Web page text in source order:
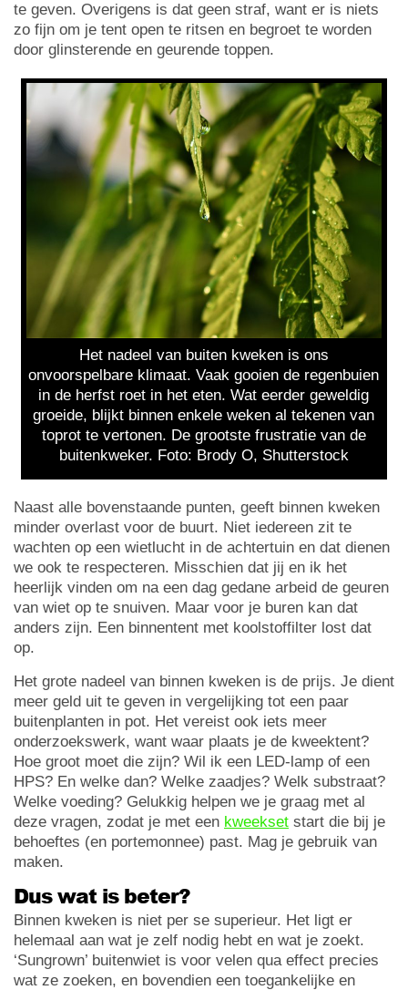
te geven. Overigens is dat geen straf, want er is niets
zo fijn om je tent open te ritsen en begroet te worden
door glinsterende en geurende toppen.
Het nadeel van buiten kweken is ons
onvoorspelbare klimaat. Vaak gooien de regenbuien
in de herfst roet in het eten. Wat eerder geweldig
groeide, blijkt binnen enkele weken al tekenen van
toprot te vertonen. De grootste frustratie van de
buitenkweker. Foto: Brody O, Shutterstock
Naast alle bovenstaande punten, geeft binnen kweken
minder overlast voor de buurt. Niet iedereen zit te
wachten op een wietlucht in de achtertuin en dat dienen
we ook te respecteren. Misschien dat jij en ik het
heerlijk vinden om na een dag gedane arbeid de geuren
van wiet op te snuiven. Maar voor je buren kan dat
anders zijn. Een binnentent met koolstoffilter lost dat
op.
Het grote nadeel van binnen kweken is de prijs. Je dient
meer geld uit te geven in vergelijking tot een paar
buitenplanten in pot. Het vereist ook iets meer
onderzoekswerk, want waar plaats je de kweektent?
Hoe groot moet die zijn? Wil ik een LED-lamp of een
HPS? En welke dan? Welke zaadjes? Welk substraat?
Welke voeding? Gelukkig helpen we je graag met al
deze vragen, zodat je met een kweekset start die bij je
behoeftes (en portemonnee) past. Mag je gebruik van
maken.
Dus wat is beter?
Binnen kweken is niet per se superieur. Het ligt er
helemaal aan wat je zelf nodig hebt en wat je zoekt.
‘Sungrown’ buitenwiet is voor velen qua effect precies
wat ze zoeken, en bovendien een toegankelijke en